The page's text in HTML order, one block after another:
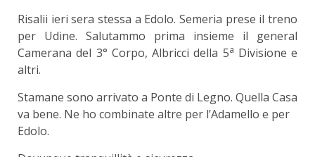
Risalii ieri sera stessa a Edolo. Semeria prese il treno
per Udine. Salutammo prima insieme il general
Camerana del 3° Corpo, Albricci della 5a Divisione e
altri.
Stamane sono arrivato a Ponte di Legno. Quella Casa
va bene. Ne ho combinate altre per l’Adamello e per
Edolo.